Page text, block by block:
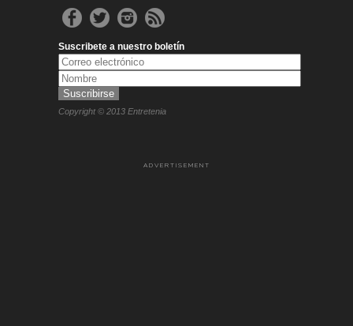
Suscribete a nuestro boletín
Copyright © 2013 Entretenia
ADVERTISEMENT